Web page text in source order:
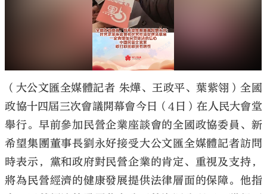
（大公文匯全媒體記者 朱燁、王政平、葉紫翎）全國
政協十四屆三次會議開幕會今日（4日）在人民大會堂
舉行。早前參加民營企業座談會的全國政協委員、新
希望集團董事長劉永好接受大公文匯全媒體記者訪問
時表示，黨和政府對民營企業的肯定、重視及支持，
將為民營經濟的健康發展提供法律層面的保障。他指